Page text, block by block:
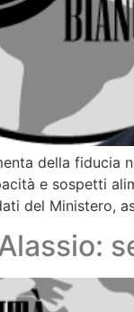
della fiducia
e sospetti
del Ministero,